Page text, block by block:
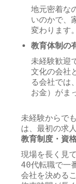
地元密着な
いのかで、
変わります。
教育体制の
未経験歓迎
文化の会社
る会社では
お金）がま
未経験からで
は、最初の求
教育制度・資
現場を長く見
40代転職で一
会社を決める